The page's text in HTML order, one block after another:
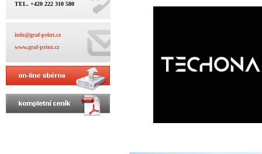
TEL. +420 222 310 580
info@graf-print.cz
www.graf-print.cz